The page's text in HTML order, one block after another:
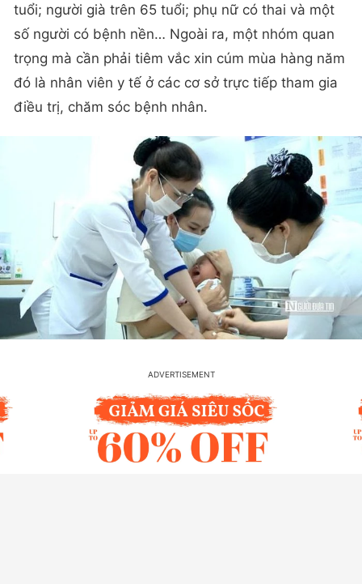
tuổi; người già trên 65 tuổi; phụ nữ có thai và một
số người có bệnh nền… Ngoài ra, một nhóm quan
trọng mà cần phải tiêm vắc xin cúm mùa hàng năm
đó là nhân viên y tế ở các cơ sở trực tiếp tham gia
điều trị, chăm sóc bệnh nhân.